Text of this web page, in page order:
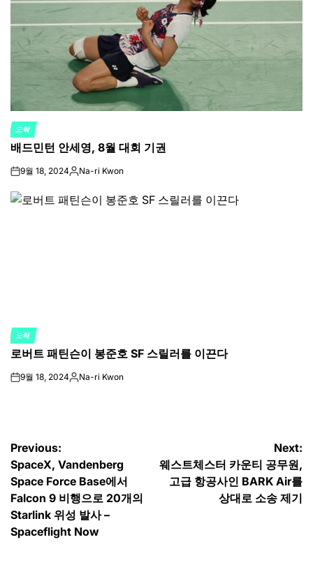
POSTED
IN
오락
배드민턴 안세영, 8월 대회 기권
on9월 18, 2024Posted
Na-ri Kwon
POSTED
IN
오락
로버트 패틴슨이 봉준호 SF 스릴러를 이끈다
on9월 18, 2024Posted
Na-ri Kwon
글
탐
색
Previous:
SpaceX, Vandenberg
Space Force Base에서
Falcon 9 비행으로 20개의
Starlink 위성 발사 –
Spaceflight Now
Next:
웨스트체스터 카운티 공무원,
고급 항공사인 BARK Air를
상대로 소송 제기